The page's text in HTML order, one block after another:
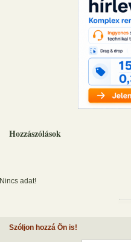
Hozzászólások
Nincs adat!
Szóljon hozzá Ön is!